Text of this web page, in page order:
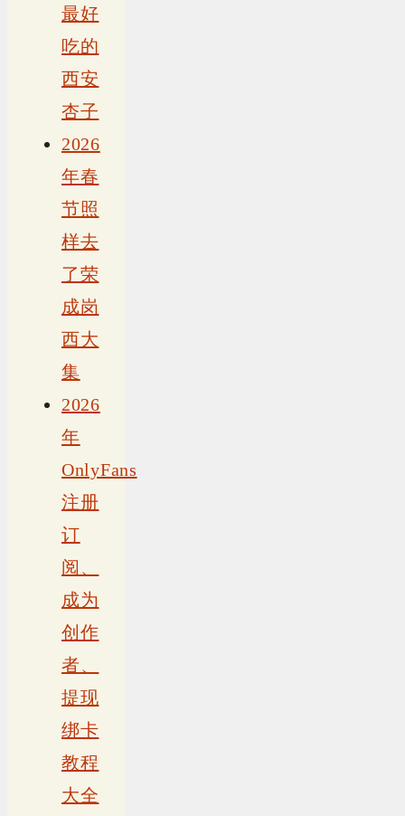
最好
吃的
西安
杏子
2026
年春
节照
样去
了荣
成岗
西大
集
2026
年
OnlyFans
注册
订
阅、
成为
创作
者、
提现
绑卡
教程
大全